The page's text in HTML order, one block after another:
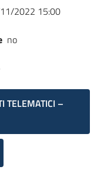
2022 15:00
no
TELEMATICI –